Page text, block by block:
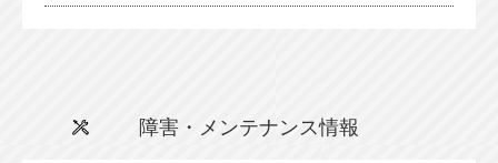
障害・メンテナンス情報